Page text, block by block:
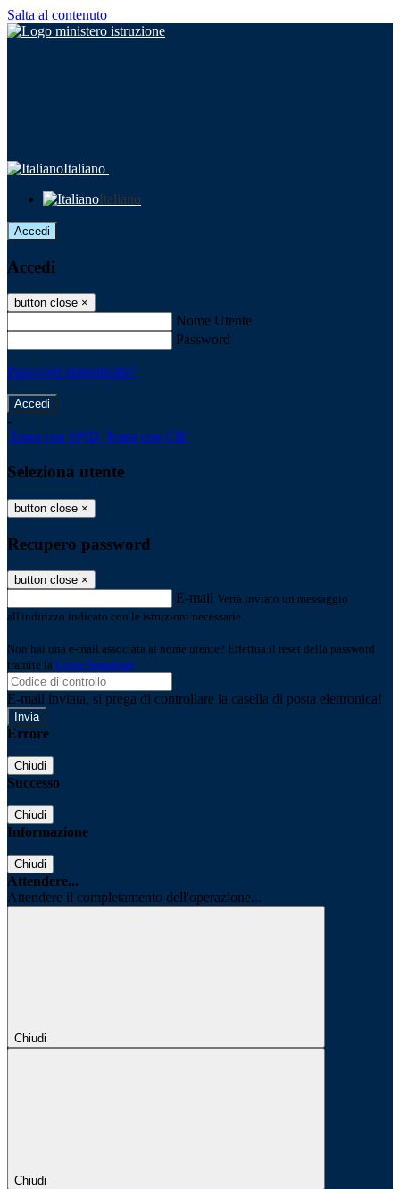
Salta al contenuto
Italiano
Italiano
Accedi
Accedi
button close ×
Nome Utente
Password
Password dimenticata?
-
Entra con SPID Entra con CIE
Seleziona utente
button close ×
Recupero password
button close ×
E-mail Verrà inviato un messaggio
all'indirizzo indicato con le istruzioni necessarie.
Non hai una e-mail associata al nome utente? Effettua il reset della password
tramite la Login Spaggiari
E-mail inviata, si prega di controllare la casella di posta elettronica!
Errore
Chiudi
Successo
Chiudi
Informazione
Chiudi
Attendere...
Attendere il completamento dell'operazione...
Chiudi
Chiudi